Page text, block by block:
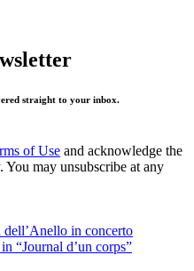
straight to your inbox.
of Use and acknowledge the
. You may unsubscribe at any
in concerto
“Journal d’un corps”